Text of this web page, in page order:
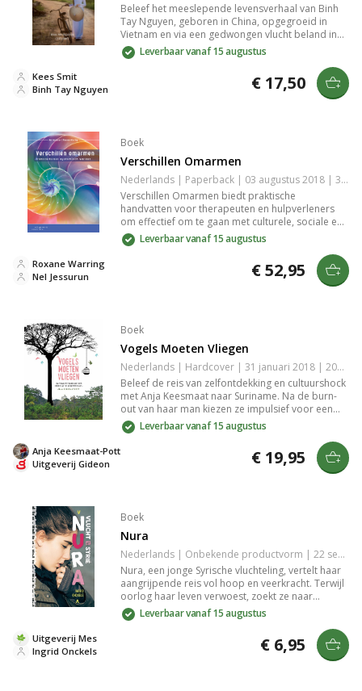
Beleef het meeslepende levensverhaal van Binh
Tay Nguyen, geboren in China, opgegroeid in
Vietnam en via een gedwongen vlucht beland in
Nederland. Ervaar hoe ze grenzen overwint,
levensbedreigende situaties trotseert en haar
bescherming. Een inspirerende biografie van
Leverbaar vanaf 15 augustus
Binh Tay Nguyen
Kees Smit € 17,50
Boek
Verschillen Omarmen
Nederlands | Paperback | 03 augustus 2018 | 368 pagina's | 9789046906231
Verschillen Omarmen biedt praktische
handvatten voor therapeuten en hulpverleners
om effectief om te gaan met culturele, sociale en
persoonlijke diversiteit. Met aandacht voor
systeemtheorie, communicatie en actuele thema’s
Leverbaar vanaf 15 augustus
Nel Jessurun
Roxane Warring € 52,95
Boek
Vogels Moeten Vliegen
Nederlands | Hardcover | 31 januari 2018 | 208 pagina's | 9789059991194
Beleef de reis van zelfontdekking en cultuurshock
met Anja Keesmaat naar Suriname. Na de burn-
out van haar man kiezen ze impulsief voor een
radicaal nieuw leven zonder moderne gemakken.
Te midden van de natuur en lokale ontmoetingen
uitdagingen en inzichten. Perfect voor wie een
burn-out heeft overwogen en droomt van een
Leverbaar vanaf 15 augustus
Uitgeverij Gideon
Anja Keesmaat-Pott € 19,95
Boek
Nura
Nederlands | Onbekende productvorm | 22 september 2017 | 160 pagina's | 9789059522985
Nura, een jonge Syrische vluchteling, vertelt haar
aangrijpende reis vol hoop en veerkracht. Terwijl
oorlog haar leven verwoest, zoekt ze naar
veiligheid en een nieuw thuis. Haar verhaal onthult
de pijn van verlies en de kracht van menselijk
doorzettingsvermogen. Een indringende roman
die de realiteit van vluchtelingen en hun zoektocht
Leverbaar vanaf 15 augustus
Ingrid Onckels
Uitgeverij Mes € 6,95